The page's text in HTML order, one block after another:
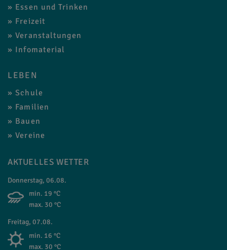
Essen und Trinken
Freizeit
Veranstaltungen
Infomaterial
LEBEN
Schule
Familien
Bauen
Vereine
AKTUELLES WETTER
Donnerstag, 06.08.
min. 19 °C
max. 30 °C
Freitag, 07.08.
min. 16 °C
max. 30 °C